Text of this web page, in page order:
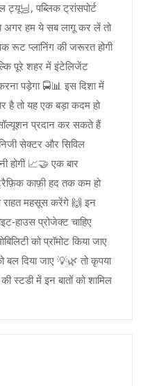
ट्यू닝, पब्लिक ट्रांसपोर्ट
अगर हम ये सब लागू कर लें तो
रूट प्लानिंग की जरूरत होगी
पूरे शहर में इंटेलिजेंट
पड़ेगा 🚍📊 इस दिशा में
है तो यह एक बड़ा कदम हो
प्रदान कर सकते हैं
सेक्टर और सिविल
होगी 📈🤝 एक बार
काफ़ी हद तक कम हो
राहत महसूस करेंगे 🙌 इन
प्रोजेक्ट चाहिए
को प्रॉमोट किया जाए
बल दिया जाए 💡🌿 तो कृपया
स्टडी में इन बातों को शामिल